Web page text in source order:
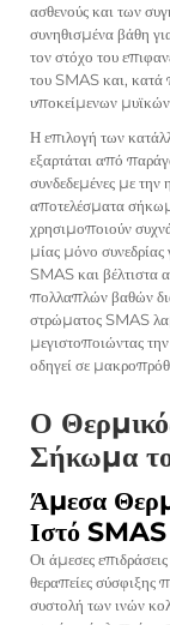
ασθενούς και των
συνηθισμένα βάθη
τον στόχο του
του SMAS και,
υποκείμενων
Η επιλογή των
εξαρτάται από
συνδεδεμένες με την
αποτελέσματα
χρησιμοποιούν
μίας μόνο συνεδρίας
SMAS και βέλτιστα
πολλαπλών βαθών
στρώματος SMAS
μεγιστοποιώντας
οδηγεί σε
Ο
Σήκωμα
Άμεσα
Ιστό SMAS
Οι άμεσες
θεραπείες
συστολή των ινών